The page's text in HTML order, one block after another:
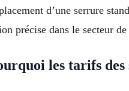
d’une serrure
précise dans le secteur
les tarifs